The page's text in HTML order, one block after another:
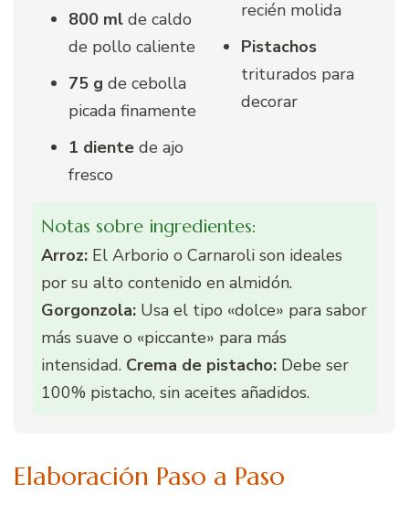
800 ml de caldo
de pollo caliente
75 g de cebolla
picada finamente
1 diente de ajo
fresco
recién molida
Pistachos
triturados para
decorar
Notas sobre ingredientes:
Arroz: El Arborio o Carnaroli son ideales
por su alto contenido en almidón.
Gorgonzola: Usa el tipo «dolce» para sabor
más suave o «piccante» para más
intensidad. Crema de pistacho: Debe ser
100% pistacho, sin aceites añadidos.
Elaboración Paso a Paso